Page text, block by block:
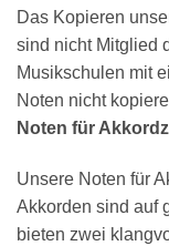
Das Kopieren
sind nicht Mitglied
Musikschulen mit
Noten nicht
Noten für
Unsere Noten für
Akkorden sind auf
bieten zwei